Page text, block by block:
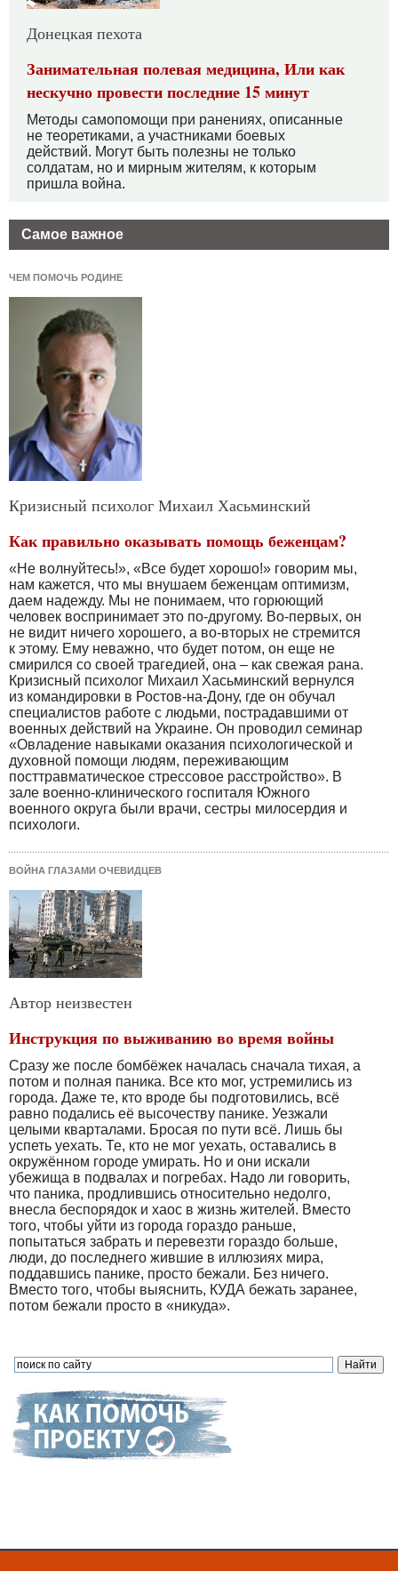
Самое важное
ЧЕМ ПОМОЧЬ РОДИНЕ
Кризисный психолог Михаил Хасьминский
Как правильно оказывать помощь беженцам?
«Не волнуйтесь!», «Все будет хорошо!» говорим мы,
нам кажется, что мы внушаем беженцам оптимизм,
даем надежду. Мы не понимаем, что горюющий
человек воспринимает это по-другому. Во-первых, он
не видит ничего хорошего, а во-вторых не стремится
к этому. Ему неважно, что будет потом, он еще не
смирился со своей трагедией, она – как свежая рана.
Кризисный психолог Михаил Хасьминский вернулся
из командировки в Ростов-на-Дону, где он обучал
специалистов работе с людьми, пострадавшими от
военных действий на Украине. Он проводил семинар
«Овладение навыками оказания психологической и
духовной помощи людям, переживающим
посттравматическое стрессовое расстройство». В
зале военно-клинического госпиталя Южного
военного округа были врачи, сестры милосердия и
психологи.
ВОЙНА ГЛАЗАМИ ОЧЕВИДЦЕВ
Автор неизвестен
Инструкция по выживанию во время войны
Сразу же после бомбёжек началась сначала тихая, а
потом и полная паника. Все кто мог, устремились из
города. Даже те, кто вроде бы подготовились, всё
равно подались её высочеству панике. Уезжали
целыми кварталами. Бросая по пути всё. Лишь бы
успеть уехать. Те, кто не мог уехать, оставались в
окружённом городе умирать. Но и они искали
убежища в подвалах и погребах. Надо ли говорить,
что паника, продлившись относительно недолго,
внесла беспорядок и хаос в жизнь жителей. Вместо
того, чтобы уйти из города гораздо раньше,
попытаться забрать и перевезти гораздо больше,
люди, до последнего жившие в иллюзиях мира,
поддавшись панике, просто бежали. Без ничего.
Вместо того, чтобы выяснить, КУДА бежать заранее,
потом бежали просто в «никуда».
Донецкая пехота
Занимательная полевая медицина, Или как
нескучно провести последние 15 минут
Методы самопомощи при ранениях, описанные
не теоретиками, а участниками боевых
действий. Могут быть полезны не только
солдатам, но и мирным жителям, к которым
пришла война.